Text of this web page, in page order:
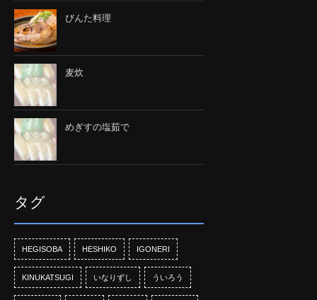
びんた料理
麦炊
めぎすの塩茹で
タグ
HEGISOBA HESHIKO IGONERI
KINUKATSUGI いなりずし ういろう